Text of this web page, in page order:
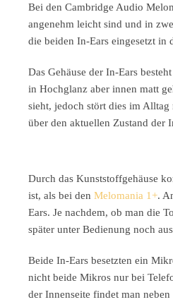
Bei den Cambridge Audio
angenehm leicht sind und in
die beiden In-Ears eingesetzt in
Das Gehäuse der In-Ears
in Hochglanz aber innen matt
sieht, jedoch stört dies im
über den aktuellen Zustand der
Durch das Kunststoffgehäuse
ist, als bei den Melomania 1+.
Ears. Je nachdem, ob man die
später unter Bedienung noch
Beide In-Ears besetzten ein
nicht beide Mikros nur bei
der Innenseite findet man